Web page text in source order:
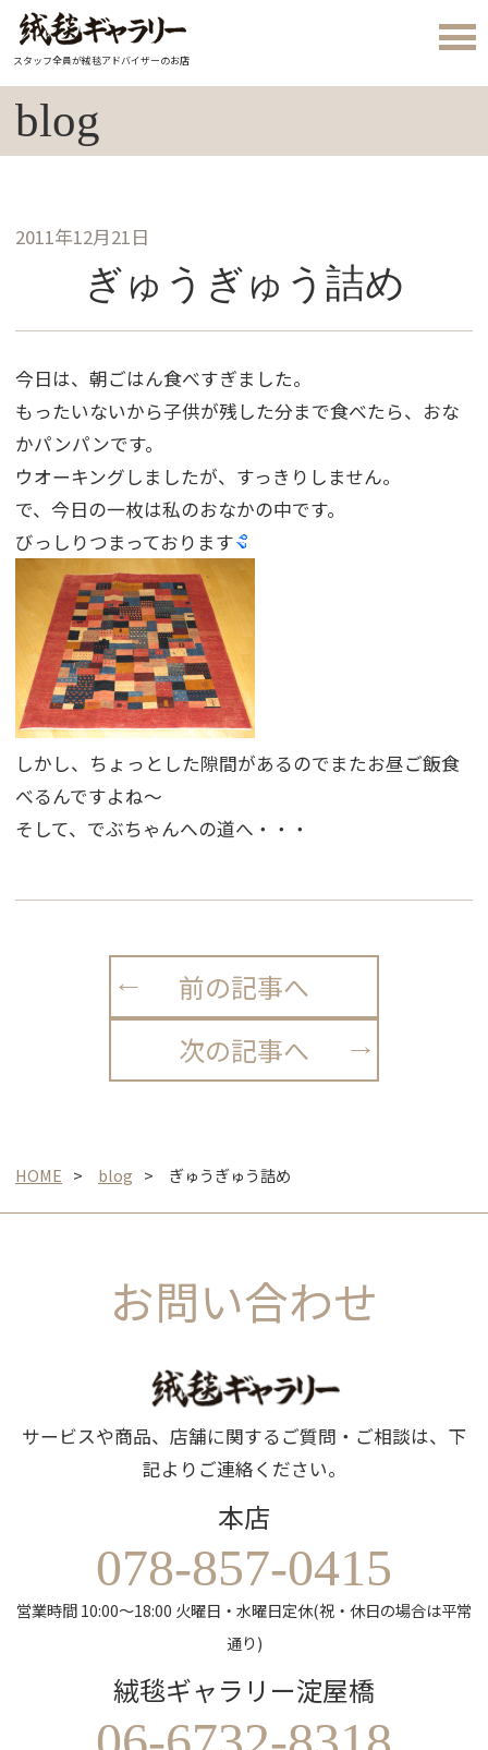
スタッフ全員が絨毯アドバイザーのお店
blog
2011年12月21日
ぎゅうぎゅう詰め
今日は、朝ごはん食べすぎました。
もったいないから子供が残した分まで食べたら、おな
かパンパンです。
ウオーキングしましたが、すっきりしません。
で、今日の一枚は私のおなかの中です。
びっしりつまっております
しかし、ちょっとした隙間があるのでまたお昼ご飯食
べるんですよね〜
そして、でぶちゃんへの道へ・・・
前の記事へ
次の記事へ
HOME blog ぎゅうぎゅう詰め
お問い合わせ
サービスや商品、店舗に関するご質問・ご相談は、下
記よりご連絡ください。
本店
078-857-0415
営業時間 10:00～18:00 火曜日・水曜日定休(祝・休日の場合は平常
通り)
絨毯ギャラリー淀屋橋